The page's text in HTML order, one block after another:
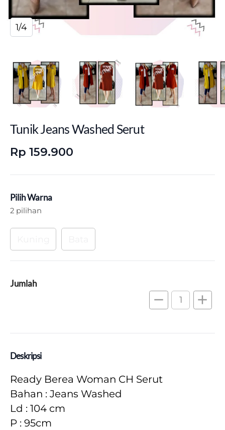
1/4
Tunik Jeans Washed Serut
Rp 159.900
Pilih Warna
2 pilihan
Jumlah
remove add
Deskripsi
Ready Berea Woman CH Serut
Bahan : Jeans Washed
Ld : 104 cm
P : 95cm